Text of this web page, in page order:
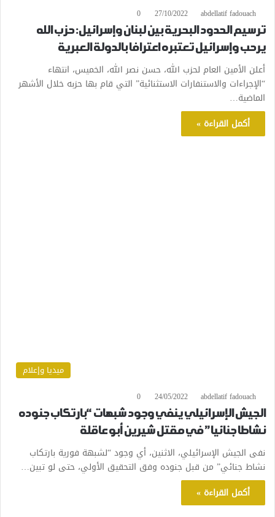
abdellatif fadouach
27/10/2022
0
ترسيم الحدود البحرية بين لبنان وإسرائيل: حزب الله
يرحب وإسرائيل تعتبره اعترافا بالدولة العبرية
أعلن الأمين العام لحزب الله، حسن نصر الله، الخميس، انتهاء
“الإجراءات والاستنفارات الاستثنائية” التي قام بها حزبه خلال الأشهر
الماضية…
أكمل القراءة »
ميديا وإعلام
abdellatif fadouach
24/05/2022
0
الجيش الإسرائيلي ينفي وجود شبهات “بارتكاب جنوده
نشاطا جنائيا” في مقتل شيرين أبو عاقلة
نفى الجيش الإسرائيلي، الاثنين، أي وجود “لشبهة فورية بارتكاب
نشاط جنائي” من قبل جنوده وفق التحقيق الأولي، حتى لو تبين…
أكمل القراءة »